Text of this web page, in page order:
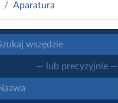
Aparatura
— lub precyzyjnie —